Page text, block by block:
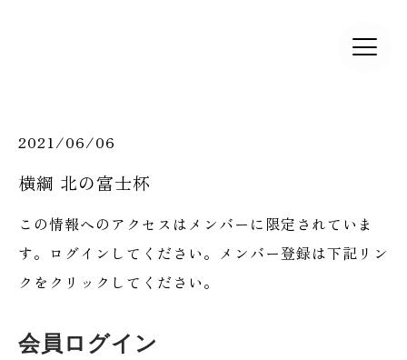
2021/06/06
横綱 北の富士杯
この情報へのアクセスはメンバーに限定されていま
す。ログインしてください。メンバー登録は下記リン
クをクリックしてください。
会員ログイン